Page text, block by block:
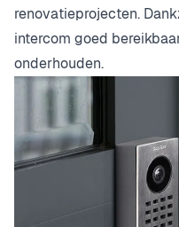
renovatieprojecten.
intercom goed
onderhouden.